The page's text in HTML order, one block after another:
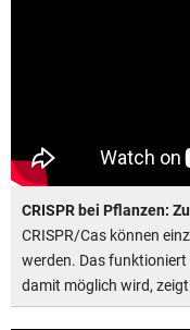
CRISPR bei Pflanzen:
CRISPR/Cas können
werden. Das funktioniert
damit möglich wird, zeigt